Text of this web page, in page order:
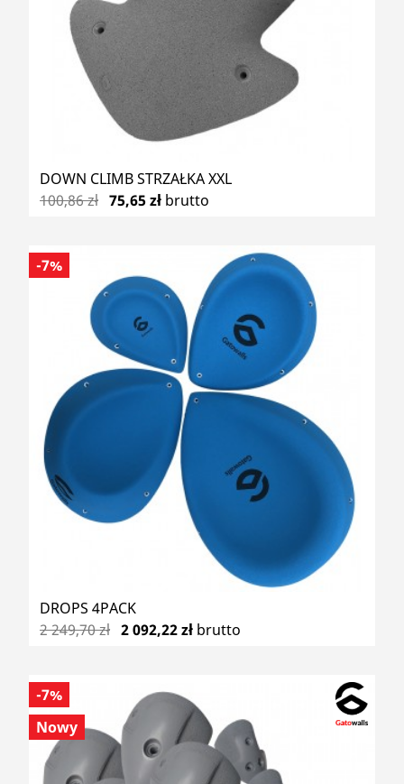
DOWN CLIMB STRZAŁKA XXL
100,86 zł 75,65 zł brutto
DROPS 4PACK
2 249,70 zł 2 092,22 zł brutto
-7%
-7%
Nowy